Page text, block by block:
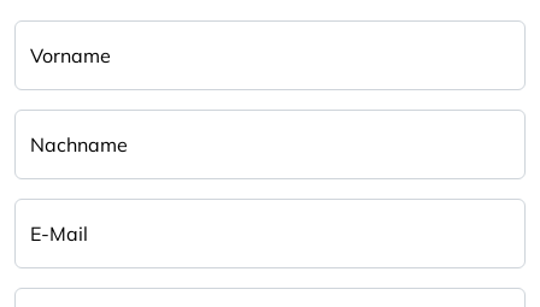
Vorname
Nachname
E-Mail